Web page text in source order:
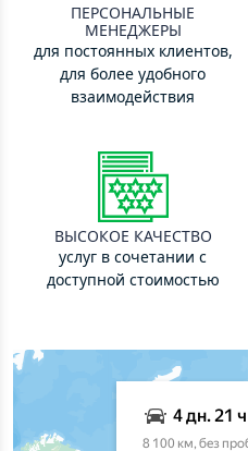
ПЕРСОНАЛЬНЫЕ
МЕНЕДЖЕРЫ
для постоянных клиентов,
для более удобного
взаимодействия
ВЫСОКОЕ КАЧЕСТВО
услуг в сочетании с
доступной стоимостью